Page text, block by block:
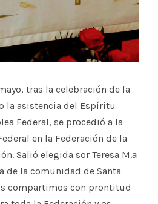
tras la celebración de la
la asistencia del Espíritu
Federal, se procedió a la
en la Federación de la
Salió elegida sor Teresa M.ª
de la comunidad de Santa
compartimos con prontitud